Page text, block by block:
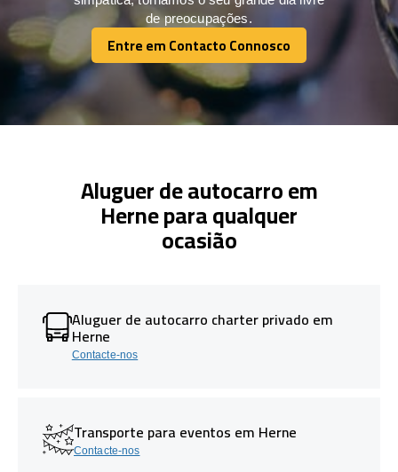
de preocupações.
Entre em Contacto Connosco
Entre em Contacto Connosco
Aluguer de autocarro em
Herne para qualquer
ocasião
Aluguer de autocarro charter privado em
Herne
Contacte-nos
Transporte para eventos em Herne
Contacte-nos